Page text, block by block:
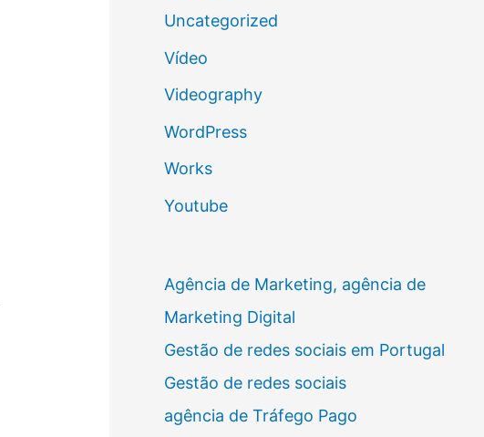
Uncategorized
Vídeo
Videography
WordPress
Works
Youtube
Agência de Marketing, agência de
Marketing Digital
Gestão de redes sociais em Portugal
Gestão de redes sociais
agência de Tráfego Pago